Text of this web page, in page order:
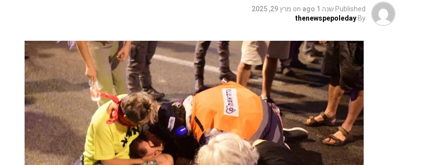
Published שנה 1 ago on מרץ 29, 2025
By
thenewspepoleday